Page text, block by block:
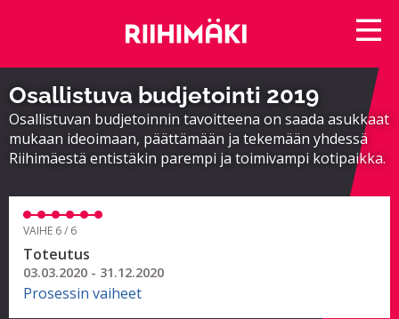
Osallistuva budjetointi 2019
Osallistuvan budjetoinnin tavoitteena on saada asukkaat
mukaan ideoimaan, päättämään ja tekemään yhdessä
Riihimäestä entistäkin parempi ja toimivampi kotipaikka.
VAIHE 6 / 6
Toteutus
03.03.2020 - 31.12.2020
Prosessin vaiheet